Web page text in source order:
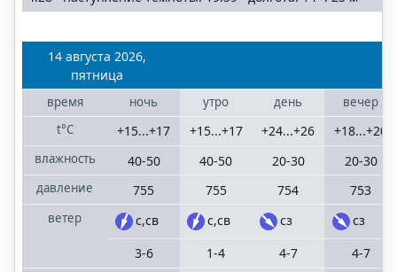
14 августа 2026,
пятница
время
t°C
влажность
давление
ветер
ночь
+15...+17
40-50
755
с,св
3-6
утро
+15...+17
40-50
755
с,св
1-4
день
+24...+26
20-30
754
сз
4-7
вечер
+18...+20
20-30
753
сз
4-7